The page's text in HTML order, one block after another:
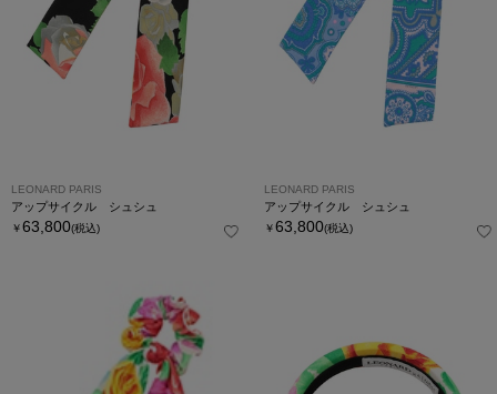
LEONARD PARIS
アップサイクル シュシュ
￥63,800(税込)
LEONARD PARIS
アップサイクル シュシュ
￥63,800(税込)